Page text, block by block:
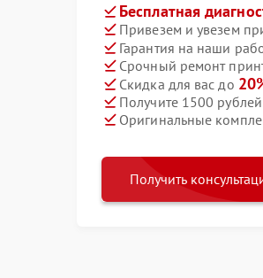
Бесплатная
Привезем и увезем
Гарантия на наши
Срочный ремонт
Скидка для вас до
Получите 1500
Оригинальные
Получить